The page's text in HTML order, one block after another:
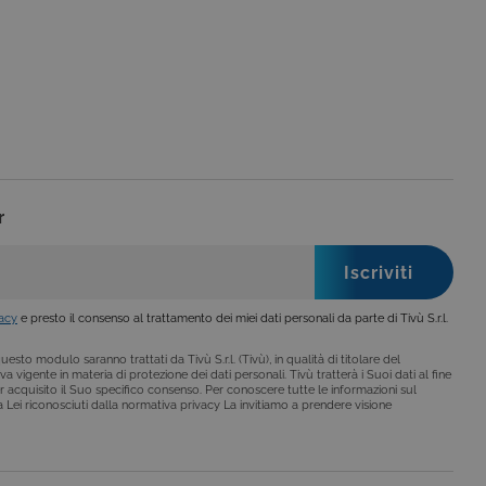
e presto il consenso al trattamento dei miei dati personali da parte di Tivù S.r.l.
modulo saranno trattati da Tivù S.r.l. (Tivù), in qualità di titolare del
vigente in materia di protezione dei dati personali. Tivù tratterà i Suoi dati al fine
il Suo specifico consenso. Per conoscere tutte le informazioni sul
riconosciuti dalla normativa privacy La invitiamo a prendere visione
impostati solo in
come la corretta
da siti scritti con
mantenere una